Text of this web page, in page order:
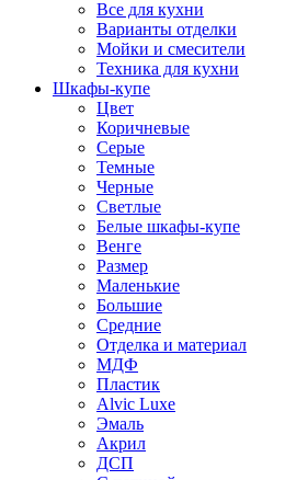
Все для кухни
Варианты отделки
Мойки и смесители
Техника для кухни
Шкафы-купе
Цвет
Коричневые
Серые
Темные
Черные
Светлые
Белые шкафы-купе
Венге
Размер
Маленькие
Большие
Средние
Отделка и материал
МДФ
Пластик
Alvic Luxe
Эмаль
Акрил
ДСП